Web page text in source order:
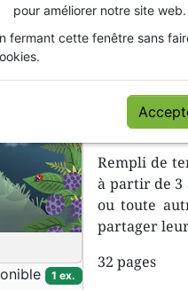
Petit Ours
accessible
prières.
heureux et
d’aide. Il
prières.
Rempli de
à partir de 3
ou toute
partager
32 pages
1 ex.
pour améliorer notre site web.
fermant cette fenêtre sans